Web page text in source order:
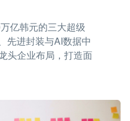
亿韩元的三大超级
先进封装与AI数据中
头企业布局，打造面